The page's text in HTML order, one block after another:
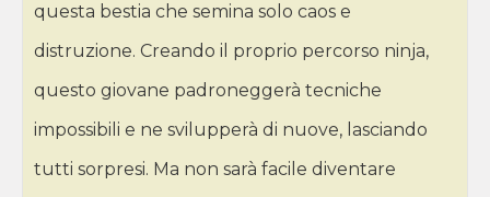
questa bestia che semina solo caos e
distruzione. Creando il proprio percorso ninja,
questo giovane padroneggerà tecniche
impossibili e ne svilupperà di nuove, lasciando
tutti sorpresi. Ma non sarà facile diventare